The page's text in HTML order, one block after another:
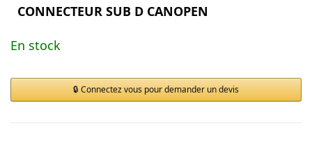
CONNECTEUR SUB D CANOPEN
En stock
Connectez vous pour demander un devis